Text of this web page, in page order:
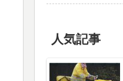
人気記事